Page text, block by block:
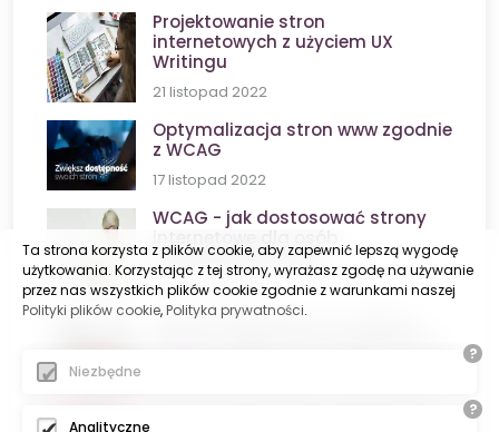
Projektowanie stron
internetowych z użyciem UX
Writingu
21 listopad 2022
Optymalizacja stron www zgodnie
z WCAG
17 listopad 2022
WCAG - jak dostosować strony
internetowe dla osób
niepełnosprawnych
16 listopad 2022
Strona internetowa na telefon -
Ta strona korzysta z plików cookie, aby zapewnić lepszą wygodę
użytkowania. Korzystając z tej strony, wyrażasz zgodę na używanie
przez nas wszystkich plików cookie zgodnie z warunkami naszej
Polityki plików cookie,Polityka prywatności.
?
Niezbędne
?
Analityczne